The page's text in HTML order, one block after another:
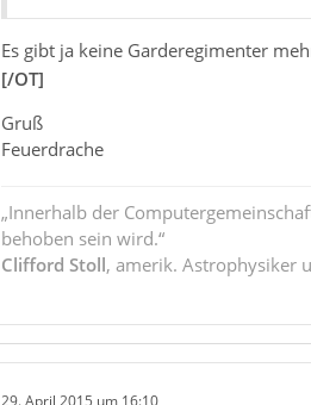
Es gibt ja keine Garderegimenter
[/OT]
Gruß
Feuerdrache
„Innerhalb der
behoben sein wird.“
Clifford Stoll, amerik. Astrophysiker
29. April 2015 um 16:10